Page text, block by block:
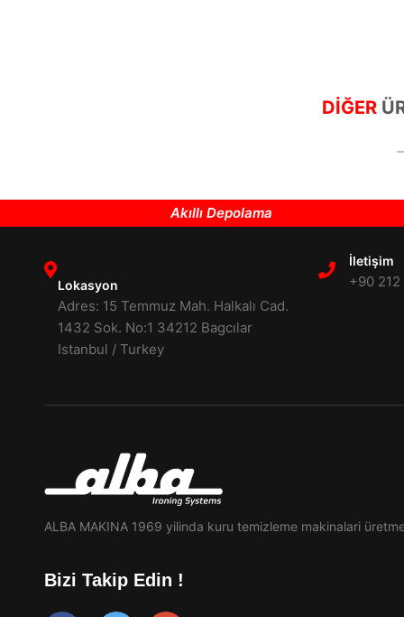
DİĞER
Akıllı Depolama
Lokasyon
Adres: 15 Temmuz Mah. Halkalı Cad.
1432 Sok. No:1 34212 Bagcılar
Istanbul / Turkey
İletişim
+90
ALBA MAKINA 1969 yilinda kuru temizleme makinalari
Bizi Takip Edin !